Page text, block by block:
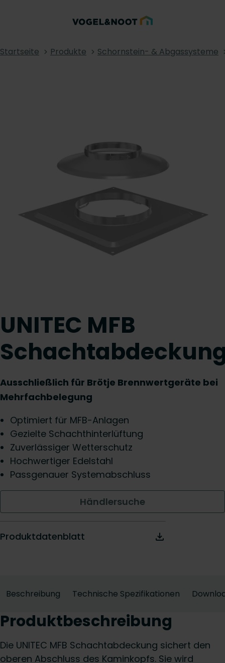
Startseite Produkte Schornstein- & Abgassysteme
UNITEC MFB
Ausschließlich für Brötje Brennwertgeräte bei
Mehrfachbelegung
Optimiert für MFB-Anlagen
Gezielte Schachthinterlüftung
Zuverlässiger Wetterschutz
Hochwertiger Edelstahl
Passgenauer Systemabschluss
Händlersuche
Produktdatenblatt
Beschreibung Technische Spezifikationen
Produktbeschreibung
Die UNITEC MFB Schachtabdeckung sichert den
oberen Abschluss des Kaminkopfs. Sie wird